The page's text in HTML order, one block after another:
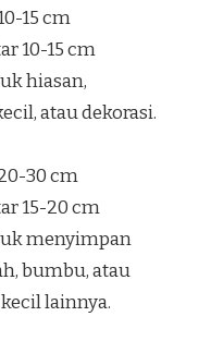
15 cm
10-15 cm
hiasan,
atau dekorasi.
30 cm
15-20 cm
menyimpan
bumbu, atau
lainnya.